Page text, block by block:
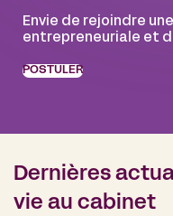
Envie de rejoindre
entrepreneuriale et
POSTULER
Dernières
vie au cabinet